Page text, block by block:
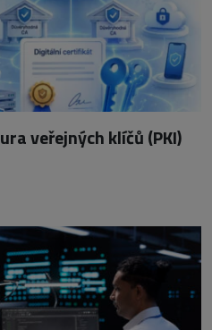
veřejných klíčů (PKI)